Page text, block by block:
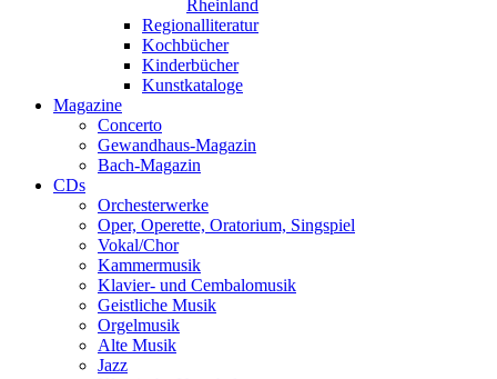
Rheinland
Regionalliteratur
Kochbücher
Kinderbücher
Kunstkataloge
Magazine
Concerto
Gewandhaus-Magazin
Bach-Magazin
CDs
Orchesterwerke
Oper, Operette, Oratorium, Singspiel
Vokal/Chor
Kammermusik
Klavier- und Cembalomusik
Geistliche Musik
Orgelmusik
Alte Musik
Jazz